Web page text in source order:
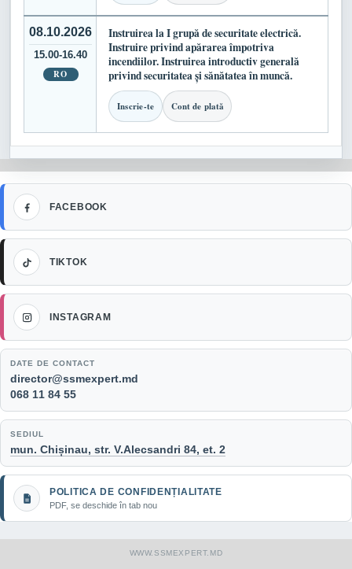
08.10.2026
15.00-16.40
RO
Instruirea la I grupă de securitate electrică.
Instruire privind apărarea împotriva
incendiilor. Instruirea introductiv generală
privind securitatea și sănătatea în muncă.
Inscrie-te Cont de plată
FACEBOOK
Facebook
DATE DE CONTACT
Email:
director@ssmexpert.md
Telefon:
068 11 84 55
TIKTOK
TikTok
SEDIUL
mun. Chișinau, str. V.Alecsandri 84, et. 2
INSTAGRAM
Instagram
POLITICA DE CONFIDENȚIALITATE
PDF, se deschide în tab nou
WWW.SSMEXPERT.MD